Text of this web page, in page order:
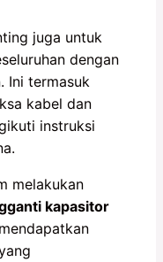
juga untuk
dengan
Ini termasuk
kabel dan
instruksi
melakukan
kapasitor